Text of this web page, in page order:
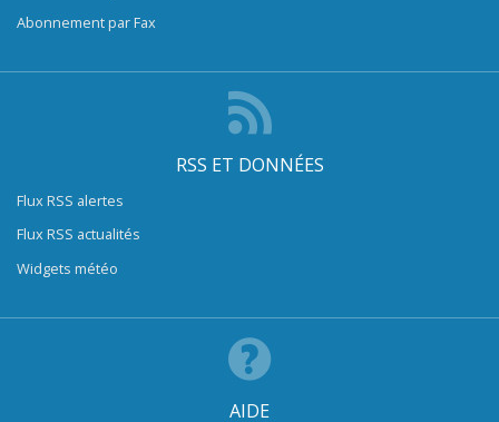
Abonnement par Fax
RSS ET DONNÉES
Flux RSS alertes
Flux RSS actualités
Widgets météo
AIDE